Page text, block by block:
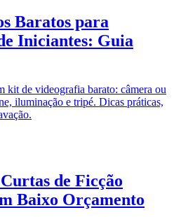
Baratos para
Iniciantes: Guia
kit de videografia barato: câmera ou
iluminação e tripé. Dicas práticas,
de Ficção
Baixo Orçamento